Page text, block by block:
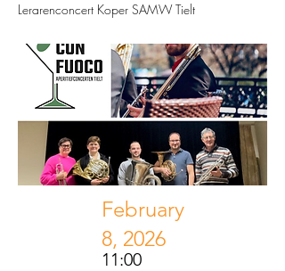
Lerarenconcert Koper SAMW Tielt
February
8, 2026
11:00